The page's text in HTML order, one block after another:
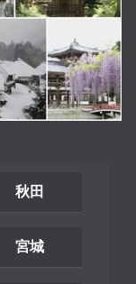
秋田
宮城